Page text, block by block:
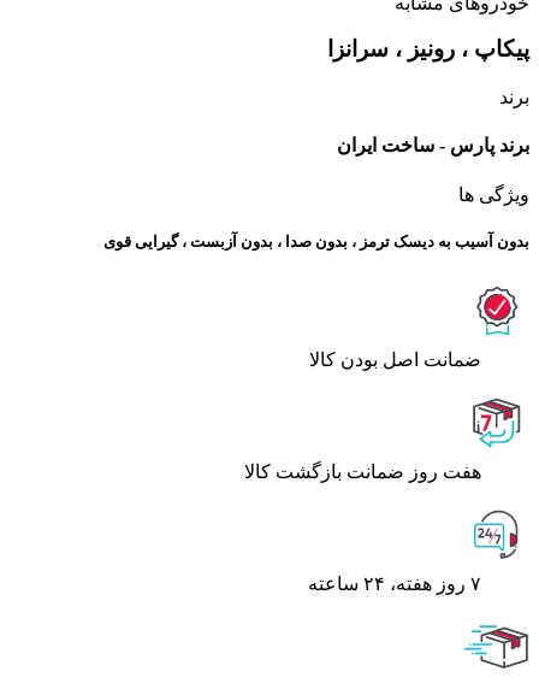
پیکاپ ، رونیز ، سرانزا
برند
برند پارس - ساخت ایران
ویژگی ها
بدون آسیب به دیسک ترمز ، بدون صدا ، بدون آزبست ، گیرایی قوی​
ﺿﻤﺎﻧﺖ اﺻﻞ ﺑﻮدن ﮐﺎﻟﺎ
هفت روز ضمانت بازگشت کالا
۷ روز ﻫﻔﺘﻪ، ۲۴ ﺳﺎﻋﺘﻪ